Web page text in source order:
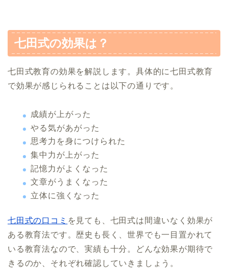
七田式の効果は？
七田式教育の効果を解説します。具体的に七田式教育
で効果が感じられることは以下の通りです。
成績が上がった
やる気があがった
思考力を身につけられた
集中力が上がった
記憶力がよくなった
文章がうまくなった
立体に強くなった
七田式の口コミ を見ても、七田式は間違いなく効果が
ある教育法です。歴史も長く、世界でも一目置かれて
いる教育法なので、実績も十分。どんな効果が期待で
きるのか、それぞれ確認していきましょう。